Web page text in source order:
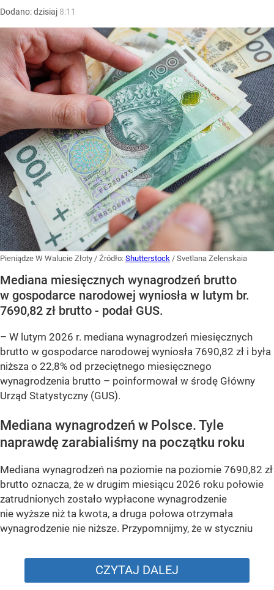
Dodano:dzisiaj 8:11
Pieniądze W Walucie Złoty / Źródło: Shutterstock / Svetlana Zelenskaia
Mediana miesięcznych wynagrodzeń brutto
w gospodarce narodowej wyniosła w lutym br.
7690,82 zł brutto - podał GUS.
– W lutym 2026 r. mediana wynagrodzeń miesięcznych
brutto w gospodarce narodowej wyniosła 7690,82 zł i była
niższa o 22,8% od przeciętnego miesięcznego
wynagrodzenia brutto – poinformował w środę Główny
Urząd Statystyczny (GUS).
Mediana wynagrodzeń w Polsce. Tyle
naprawdę zarabialiśmy na początku roku
Mediana wynagrodzeń na poziomie na poziomie 7690,82 zł
brutto oznacza, że w drugim miesiącu 2026 roku połowie
zatrudnionych zostało wypłacone wynagrodzenie
nie wyższe niż ta kwota, a druga połowa otrzymała
wynagrodzenie nie niższe. Przypomnijmy, że w styczniu
CZYTAJ DALEJ